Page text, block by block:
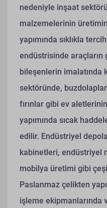
nedeniyle inşaat
malzemelerinin
yapımında sıklıkla
endüstrisinde araçların
bileşenlerin imalatında
sektöründe,
fırınlar gibi ev
yapımında sıcak
edilir. Endüstriyel
kabinetleri, endüstriyel
mobilya üretimi gibi
Paslanmaz çelikten
işleme ekipmanlarında